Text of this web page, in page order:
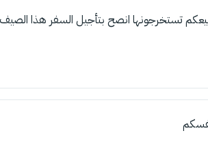
تستخرجونها انصح بتأجيل السفر هذا الصيف